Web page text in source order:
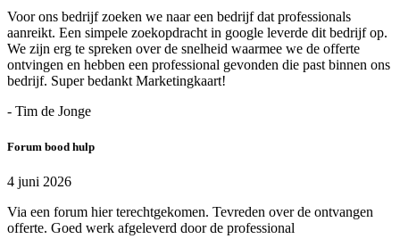
Voor ons bedrijf zoeken we naar een bedrijf dat professionals
aanreikt. Een simpele zoekopdracht in google leverde dit bedrijf op.
We zijn erg te spreken over de snelheid waarmee we de offerte
ontvingen en hebben een professional gevonden die past binnen ons
bedrijf. Super bedankt Marketingkaart!
- Tim de Jonge
Forum bood hulp
4 juni 2026
Via een forum hier terechtgekomen. Tevreden over de ontvangen
offerte. Goed werk afgeleverd door de professional